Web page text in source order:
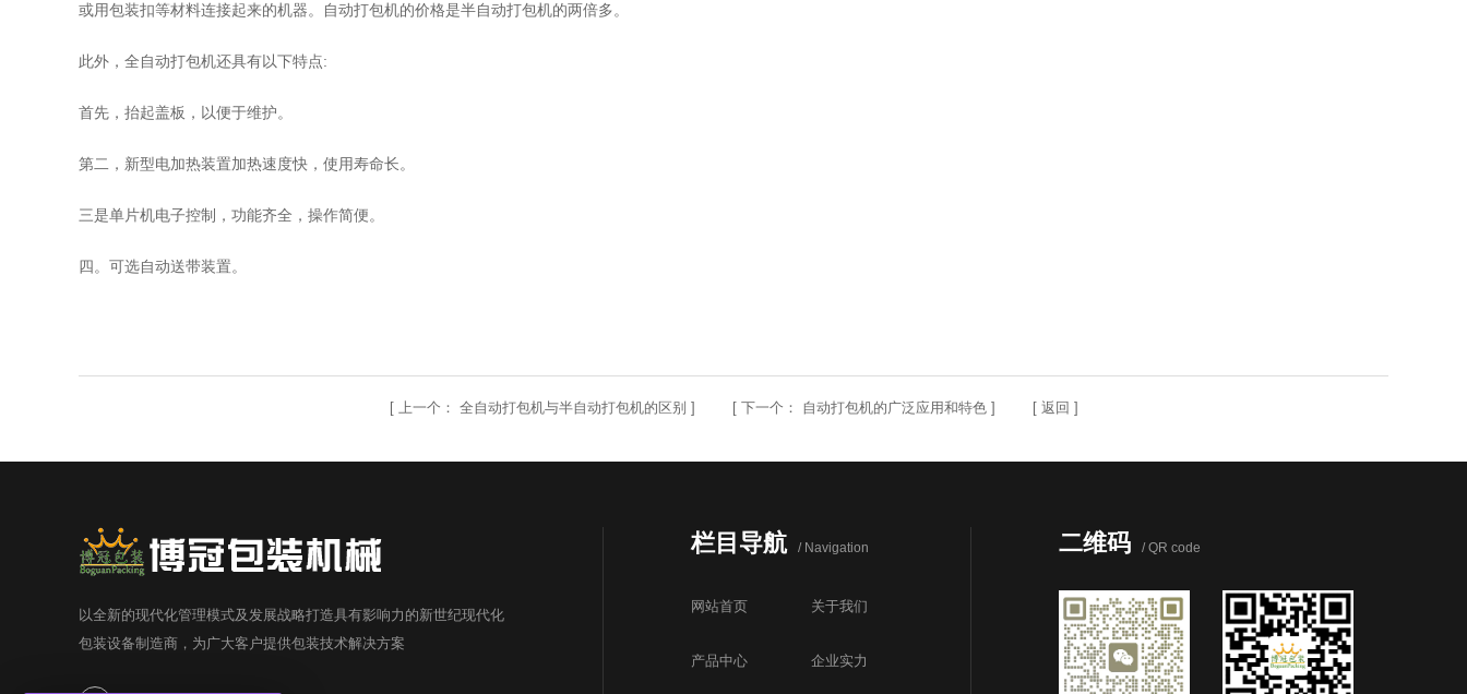
或用包装扣等材料连接起来的机器。自动打包机的价格是半自动打包机的两倍多。
此外，全自动打包机还具有以下特点:
首先，抬起盖板，以便于维护。
第二，新型电加热装置加热速度快，使用寿命长。
三是单片机电子控制，功能齐全，操作简便。
四。可选自动送带装置。
[ 上一个： 全自动打包机与半自动打包机的区别 ] [ 下一个： 自动打包机的广泛应用和特色] [ 返回 ]
以全新的现代化管理模式及发展战略打造具有影响力的新世纪现代化
包装设备制造商，为广大客户提供包装技术解决方案
栏目导航 / Navigation
网站首页 关于我们
产品中心 企业实力
二维码 / QR code